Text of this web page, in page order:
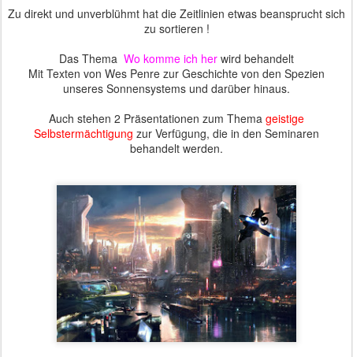
Zu direkt und unverblühmt hat die Zeitlinien etwas beansprucht sich
zu sortieren !
Das Thema Wo komme ich her wird behandelt
Mit Texten von Wes Penre zur Geschichte von den Spezien
unseres Sonnensystems und darüber hinaus.
Auch stehen 2 Präsentationen zum Thema geistige
Selbstermächtigung zur Verfügung, die in den Seminaren
behandelt werden.